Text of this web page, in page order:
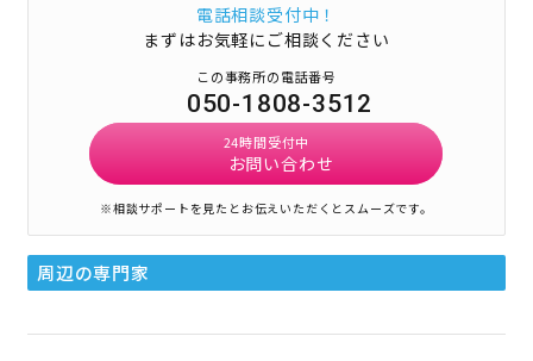
電話相談受付中！
まずはお気軽にご相談ください
この事務所の電話番号
050-1808-3512
24時間受付中
お問い合わせ
※相談サポートを見たとお伝えいただくとスムーズです。
周辺の専門家